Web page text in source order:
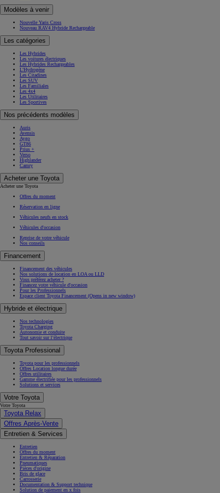
Modèles à venir
Nouvelle Yaris Cross
Nouveau RAV4 Hybride Rechargeable
Les catégories
Les Hybrides
Les voitures électriques
Les Hybrides Rechargeables
L'Hydrogène
Les Citadines
Les SUV
Les Familiales
Les 4x4
Les Utilitaires
Les Sportives
Nos précédents modèles
Auris
Avensis
Aygo
GT86
Prius +
Verso
Highlander
Camry
Acheter une Toyota
Acheter une Toyota
Offres du moment
Réservation en ligne
Véhicules neufs en stock
Véhicules d'occasion
Reprise de votre véhicule
Nos conseils
Financement
Financement des véhicules
Nos solutions de location en LOA ou LLD
Vous préférez acheter ?
Financez votre véhicule d'occasion
Pour les Professionnels
Espace client Toyota Financement (Opens in new window)
Hybride et électrique
Nos technologies
Toyota Charging
Autonomie et conduite
Tout savoir sur l’électrique
Toyota Professional
Toyota pour les professionnels
Offres Location longue durée
Offres utilitaires
Gamme électrifiée pour les professionnels
Solutions et services
Votre Toyota
Votre Toyota
Toyota Relax
Offres Après-Vente
Entretien & Services
Entretien
Offres du moment
Entretien & Réparation
Pneumatiques
Pièces d'origine
Bris de glace
Carrosserie
Documentation & Support technique
Solution de paiement en x fois